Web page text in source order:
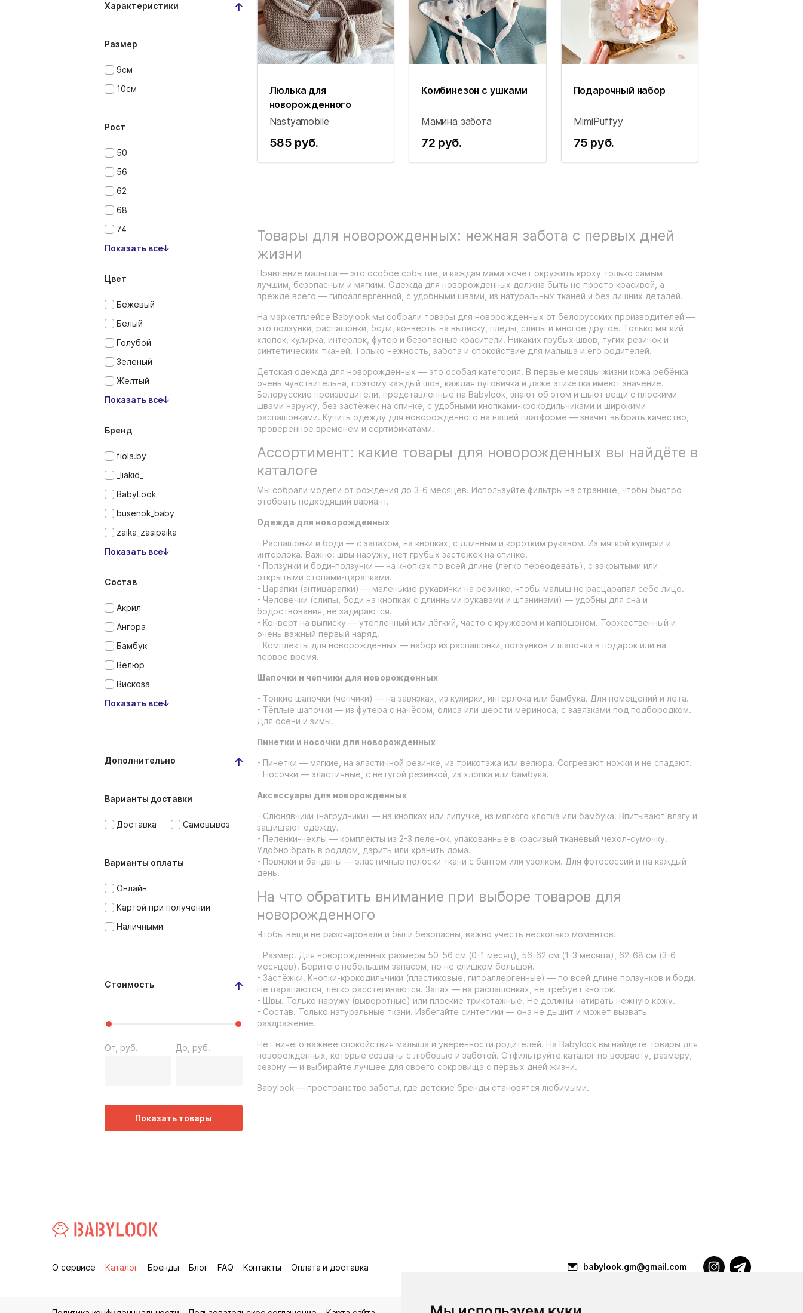
Характеристики
Размер
9см
10см
Рост
50
56
62
68
74
Показать все
Цвет
Бежевый
Белый
Голубой
Зеленый
Желтый
Показать все
Бренд
fiola.by
_liakid_
BabyLook
busenok_baby
zaika_zasipaika
Показать все
Состав
Акрил
Ангора
Бамбук
Велюр
Вискоза
Показать все
Дополнительно
Варианты доставки
Доставка Самовывоз
Варианты оплаты
Онлайн
Картой при получении
Наличными
Стоимость
От, руб. До, руб.
Показать товары
Люлька для
новорожденного
Nastyamobile
585 руб.
Комбинезон с ушками
Мамина забота
72 руб.
Подарочный набор
MimiPuffyy
75 руб.
Товары для новорожденных: нежная забота с первых дней
жизни
Появление малыша — это особое событие, и каждая мама хочет окружить кроху только самым
лучшим, безопасным и мягким. Одежда для новорожденных должна быть не просто красивой, а
прежде всего — гипоаллергенной, с удобными швами, из натуральных тканей и без лишних деталей.
На маркетплейсе Babylook мы собрали товары для новорожденных от белорусских производителей —
это ползунки, распашонки, боди, конверты на выписку, пледы, слипы и многое другое. Только мягкий
хлопок, кулирка, интерлок, футер и безопасные красители. Никаких грубых швов, тугих резинок и
синтетических тканей. Только нежность, забота и спокойствие для малыша и его родителей.
Детская одежда для новорожденных — это особая категория. В первые месяцы жизни кожа ребёнка
очень чувствительна, поэтому каждый шов, каждая пуговичка и даже этикетка имеют значение.
Белорусские производители, представленные на Babylook, знают об этом и шьют вещи с плоскими
швами наружу, без застёжек на спинке, с удобными кнопками-крокодильчиками и широкими
распашонками. Купить одежду для новорожденного на нашей платформе — значит выбрать качество,
проверенное временем и сертификатами.
Ассортимент: какие товары для новорожденных вы найдёте в
каталоге
Мы собрали модели от рождения до 3-6 месяцев. Используйте фильтры на странице, чтобы быстро
отобрать подходящий вариант.
Одежда для новорожденных
- Распашонки и боди — с запахом, на кнопках, с длинным и коротким рукавом. Из мягкой кулирки и
интерлока. Важно: швы наружу, нет грубых застёжек на спинке.
- Ползунки и боди-ползунки — на кнопках по всей длине (легко переодевать), с закрытыми или
открытыми стопами-царапками.
- Царапки (антицарапки) — маленькие рукавички на резинке, чтобы малыш не расцарапал себе лицо.
- Человечки (слипы, боди на кнопках с длинными рукавами и штанинами) — удобны для сна и
бодрствования, не задираются.
- Конверт на выписку — утеплённый или лёгкий, часто с кружевом и капюшоном. Торжественный и
очень важный первый наряд.
- Комплекты для новорожденных — набор из распашонки, ползунков и шапочки в подарок или на
первое время.
Шапочки и чепчики для новорожденных
- Тонкие шапочки (чепчики) — на завязках, из кулирки, интерлока или бамбука. Для помещений и лета.
- Тёплые шапочки — из футера с начёсом, флиса или шерсти мериноса, с завязками под подбородком.
Для осени и зимы.
Пинетки и носочки для новорожденных
- Пинетки — мягкие, на эластичной резинке, из трикотажа или велюра. Согревают ножки и не спадают.
- Носочки — эластичные, с нетугой резинкой, из хлопка или бамбука.
Аксессуары для новорожденных
- Слюнявчики (нагрудники) — на кнопках или липучке, из мягкого хлопка или бамбука. Впитывают влагу и
защищают одежду.
- Пеленки-чехлы — комплекты из 2-3 пеленок, упакованные в красивый тканевый чехол-сумочку.
Удобно брать в роддом, дарить или хранить дома.
- Повязки и банданы — эластичные полоски ткани с бантом или узелком. Для фотосессий и на каждый
день.
На что обратить внимание при выборе товаров для
новорожденного
Чтобы вещи не разочаровали и были безопасны, важно учесть несколько моментов.
- Размер. Для новорожденных размеры 50-56 см (0-1 месяц), 56-62 см (1-3 месяца), 62-68 см (3-6
месяцев). Берите с небольшим запасом, но не слишком большой.
- Застёжки. Кнопки-крокодильчики (пластиковые, гипоаллергенные) — по всей длине ползунков и боди.
Не царапаются, легко расстёгиваются. Запах — на распашонках, не требует кнопок.
- Швы. Только наружу (выворотные) или плоские трикотажные. Не должны натирать нежную кожу.
- Состав. Только натуральные ткани. Избегайте синтетики — она не дышит и может вызвать
раздражение.
Нет ничего важнее спокойствия малыша и уверенности родителей. На Babylook вы найдёте товары для
новорожденных, которые созданы с любовью и заботой. Отфильтруйте каталог по возрасту, размеру,
сезону — и выбирайте лучшее для своего сокровища с первых дней жизни.
Babylook — пространство заботы, где детские бренды становятся любимыми.
О сервисе Каталог Бренды Блог FAQ Контакты Оплата и доставка babylook.gm@gmail.com